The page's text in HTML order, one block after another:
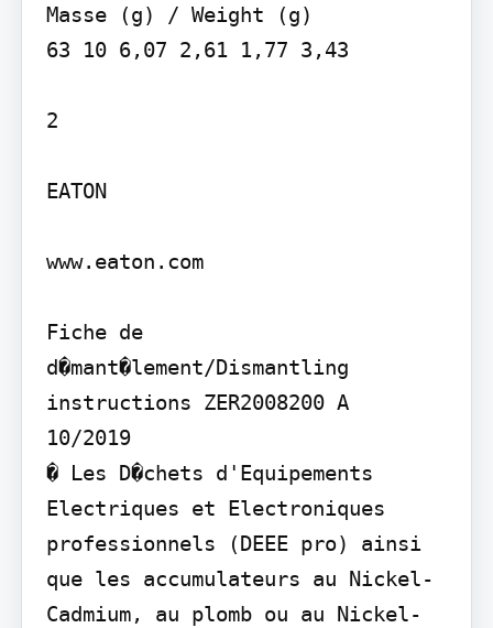
Masse (g) / Weight (g)
63 10 6,07 2,61 1,77 3,43
2
EATON
www.eaton.com
Fiche de
d�mant�lement/Dismantling
instructions ZER2008200 A
10/2019
� Les D�chets d'Equipements
Electriques et Electroniques
professionnels (DEEE pro) ainsi
que les accumulateurs au Nickel-
Cadmium, au plomb ou au Nickel-